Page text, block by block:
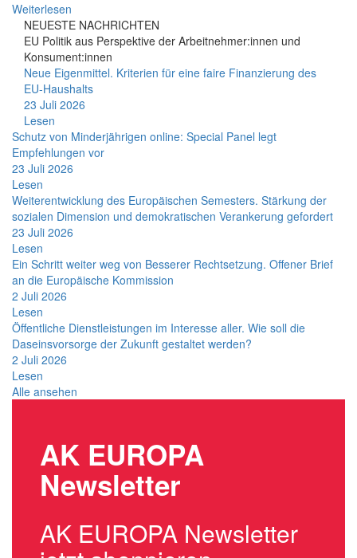
Weiterlesen
NEUESTE NACHRICHTEN
EU Politik aus Perspektive der Arbeitnehmer:innen und
Konsument:innen
Neue Eigenmittel. Kriterien für eine faire Finanzierung des
EU-Haushalts
23 Juli 2026
Lesen
Schutz von Minderjährigen online: Special Panel legt
Empfehlungen vor
23 Juli 2026
Lesen
Weiterentwicklung des Europäischen Semesters. Stärkung der
sozialen Dimension und demokratischen Verankerung gefordert
23 Juli 2026
Lesen
Ein Schritt weiter weg von Besserer Rechtsetzung. Offener Brief
an die Europäische Kommission
2 Juli 2026
Lesen
Öffentliche Dienstleistungen im Interesse aller. Wie soll die
Daseinsvorsorge der Zukunft gestaltet werden?
2 Juli 2026
Lesen
Alle ansehen
AK EUROPA
Newsletter
AK EUROPA Newsletter